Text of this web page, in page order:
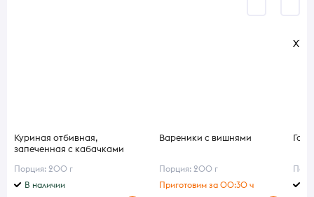
Куриная отбивная,
запеченная с кабачками
Порция: 200 г
В наличии
Вареники с вишнями
Порция: 200 г
Приготовим за 00:30 ч
Хіт